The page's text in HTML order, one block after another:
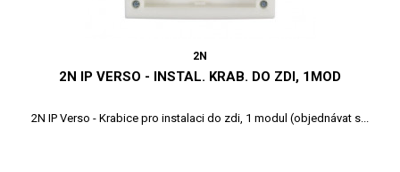
2N
2N IP VERSO - INSTAL. KRAB. DO ZDI, 1MOD
2N IP Verso - Krabice pro instalaci do zdi, 1 modul (objednávat s...